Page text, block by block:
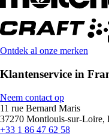
Ontdek al onze merken
Klantenservice in
Neem contact op
11 rue Bernard Maris
37270 Montlouis-sur-Loire,
+33 1 86 47 62 58